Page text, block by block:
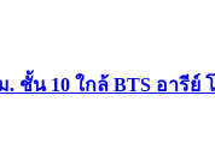
10 ใกล้ BTS อารีย์ โ